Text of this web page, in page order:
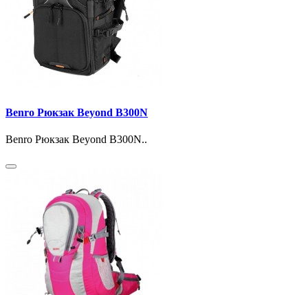
Benro Рюкзак Beyond B300N
Benro Рюкзак Beyond B300N..